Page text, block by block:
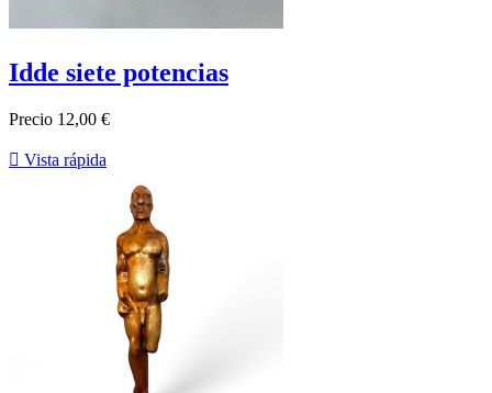
Idde siete potencias
Precio 12,00 €
 Vista rápida